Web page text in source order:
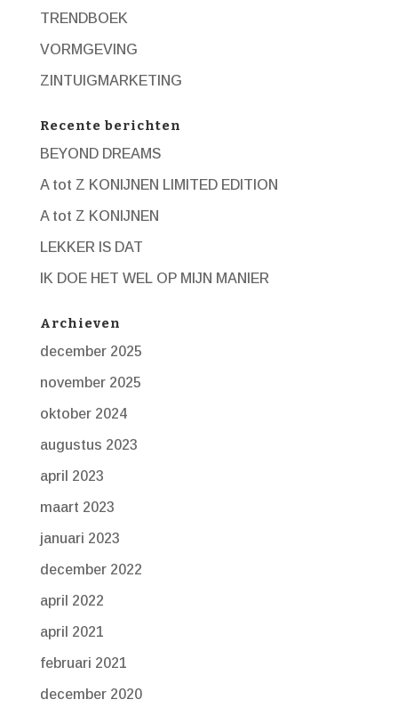
TRENDBOEK
VORMGEVING
ZINTUIGMARKETING
Recente berichten
BEYOND DREAMS
A tot Z KONIJNEN LIMITED EDITION
A tot Z KONIJNEN
LEKKER IS DAT
IK DOE HET WEL OP MIJN MANIER
Archieven
december 2025
november 2025
oktober 2024
augustus 2023
april 2023
maart 2023
januari 2023
december 2022
april 2022
april 2021
februari 2021
december 2020